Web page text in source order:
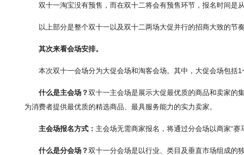
双十一淘宝没有预售，而在双十二将会有预售环节，报名时间是
以上部分是整个双十一以及双十二两场大促并行的招商大致的节奏
其次来看会场安排。
本次双十一会场分为大促会场和淘客会场。其中，大促会场包括1
什么是主会场？双十一主会场是展示大促最优质的商品和卖家的
为消费者提供最优质的精选商品、最具服务能力的实力卖家。
主会场报名方式： 主会场无需商家报名，将通过分会场以商家“赛
什么是分会场？双十一分会场是以行业、类目及垂直市场组成的